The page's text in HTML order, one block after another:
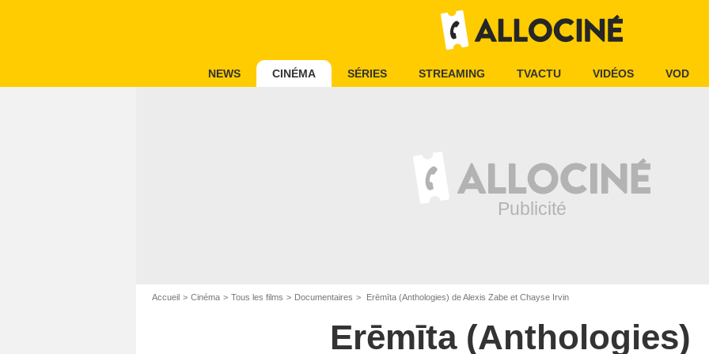
NEWS CINÉMA SÉRIES STREAMING TVACTU VIDÉOS VOD
Accueil Cinéma Tous les films Documentaires Erēmīta (Anthologies) de Alexis Zabe et Chayse Irvin
Erēmīta (Anthologies)